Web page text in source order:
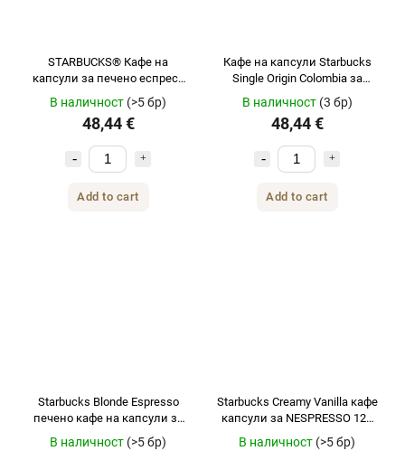
STARBUCKS® Кафе на
капсули за печено еспресо
NESPRESSO® без кофеин 120
бр.
В наличност (>5 бр)
48,44 €
Add to cart
Кафе на капсули Starbucks
Single Origin Colombia за
Nespresso 120 бр.
В наличност (3 бр)
48,44 €
Add to cart
Starbucks Blonde Espresso
печено кафе на капсули за
Nespresso 120 бр.
В наличност (>5 бр)
Starbucks Creamy Vanilla кафе
капсули за NESPRESSO 120
В наличност (>5 бр)